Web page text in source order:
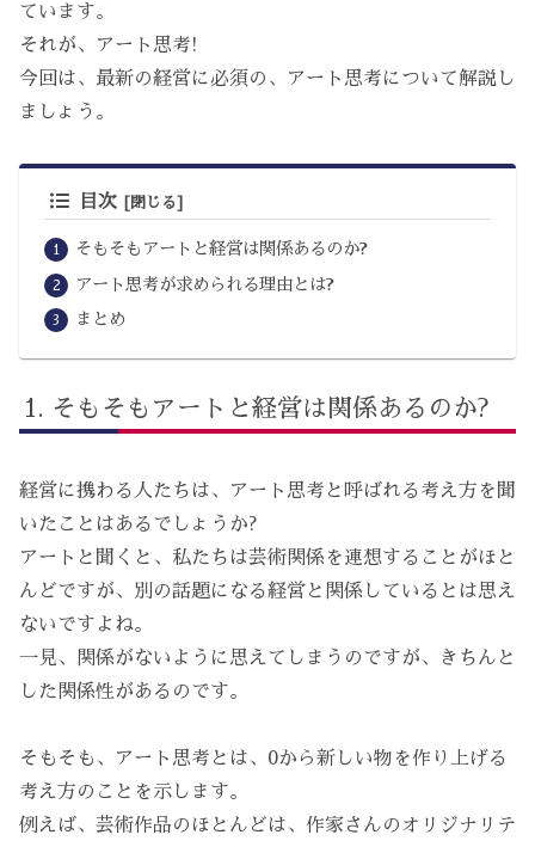
ています。
それが、アート思考!
今回は、最新の経営に必須の、アート思考について解説し
ましょう。
目次
そもそもアートと経営は関係あるのか?
アート思考が求められる理由とは?
まとめ
そもそもアートと経営は関係あるのか?
経営に携わる人たちは、アート思考と呼ばれる考え方を聞
いたことはあるでしょうか?
アートと聞くと、私たちは芸術関係を連想することがほと
んどですが、別の話題になる経営と関係しているとは思え
ないですよね。
一見、関係がないように思えてしまうのですが、きちんと
した関係性があるのです。
そもそも、アート思考とは、0から新しい物を作り上げる
考え方のことを示します。
例えば、芸術作品のほとんどは、作家さんのオリジナリテ